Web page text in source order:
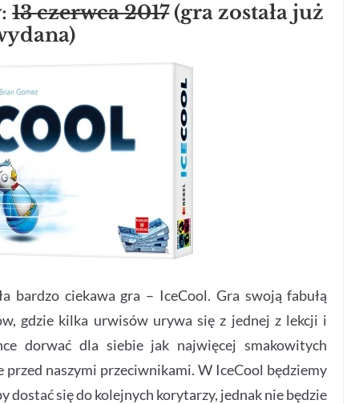
13 czerwca 2017(gra została już
bardzo ciekawa gra – IceCool. Gra swoją fabułą
gdzie kilka urwisów urywa się z jednej z lekcji i
dorwać dla siebie jak najwięcej smakowitych
przed naszymi przeciwnikami. W IceCool będziemy
dostać się do kolejnych korytarzy, jednak nie będzie